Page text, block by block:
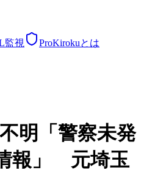
監視 ProKirokuとは
明「警察未発
報」 元埼玉